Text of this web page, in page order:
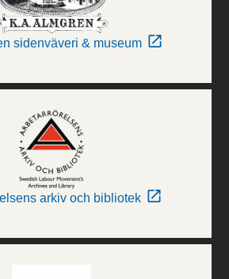
sidenväveri & museum
arkiv och bibliotek